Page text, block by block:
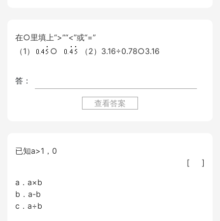
在○里填上“>”“<”或“=”
（1）
○ （2）3.16÷0.78○3.16
答：
查看答案
已知a>1，0
[ ]
a．a×b
b．a-b
c．a÷b